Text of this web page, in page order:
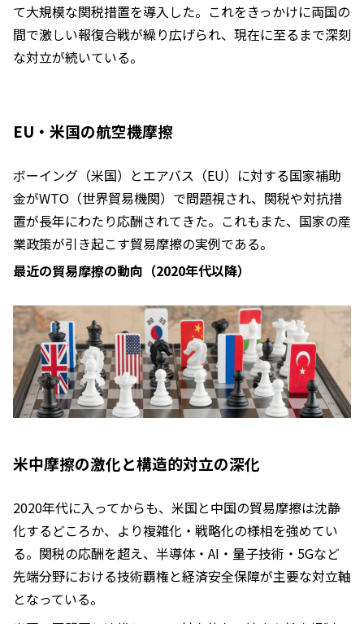
て大規模な関税措置を導入した。これをきっかけに両国の
間で激しい報復合戦が繰り広げられ、現在に至るまで深刻
な対立が続いている。
EU・米国の航空機摩擦
ボーイング（米国）とエアバス（EU）に対する国家補助
金がWTO（世界貿易機関）で問題視され、関税や対抗措
置が長年にわたり応酬されてきた。これもまた、国家の産
業政策が引き起こす貿易摩擦の実例である。
最近の貿易摩擦の動向（2020年代以降）
米中摩擦の激化と構造的対立の深化
2020年代に入ってからも、米国と中国の貿易摩擦は沈静
化するどころか、より複雑化・戦略化の様相を強めてい
る。関税の応酬を超え、半導体・AI・量子技術・5Gなど
先端分野における技術覇権と経済安全保障が主要な対立軸
となっている。